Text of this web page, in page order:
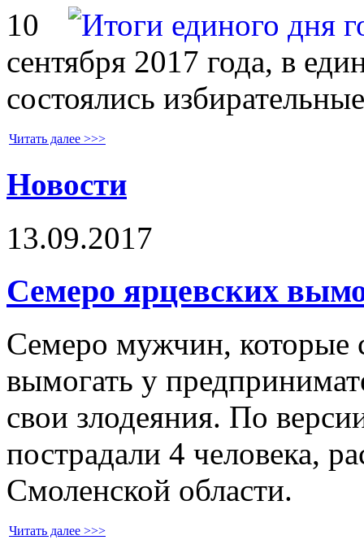
10
сентября 2017 года, в
состоялись
Читать далее >>>
Новости
13.09.2017
Семеро ярцевских
Семеро мужчин, которые
вымогать у
свои злодеяния. По
пострадали 4 человека,
Смоленской области.
Читать далее >>>